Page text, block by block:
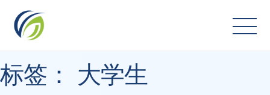
content
标签： 大学生